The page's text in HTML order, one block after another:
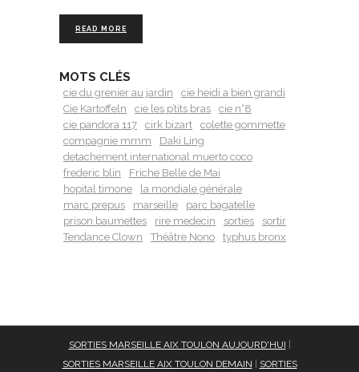
READ MORE
MOTS CLÉS
cie du grenier au jardin
cie heidi a bien grandi
Cie Kartoffeln
cie les p’tits bras
cie n°8
cie pandora 117
cirk bizart
colette gommette
compagnie mmm
Daki Ling
detachement international muerto coco
frederic blin
Friche Belle de Mai
hopital timone
la mondiale générale
marc prepus
marseille
parc bagatelle
prison baumettes
rire medecin sorties
sortir
Tendance Clown
Théâtre Nono typhus bronx
SORTIES MARSEILLE AIX TOULON AUJOURD'HUI
SORTIES MARSEILLE AIX TOULON DEMAIN
SORTIES